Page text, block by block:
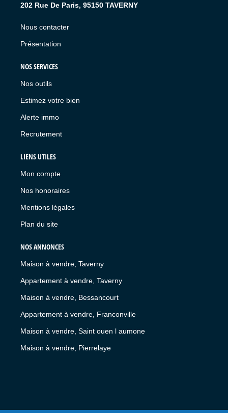
202 Rue De Paris, 95150 TAVERNY
Nous contacter
Présentation
NOS SERVICES
Nos outils
Estimez votre bien
Alerte immo
Recrutement
LIENS UTILES
Mon compte
Nos honoraires
Mentions légales
Plan du site
NOS ANNONCES
Maison à vendre, Taverny
Appartement à vendre, Taverny
Maison à vendre, Bessancourt
Appartement à vendre, Franconville
Maison à vendre, Saint ouen l aumone
Maison à vendre, Pierrelaye